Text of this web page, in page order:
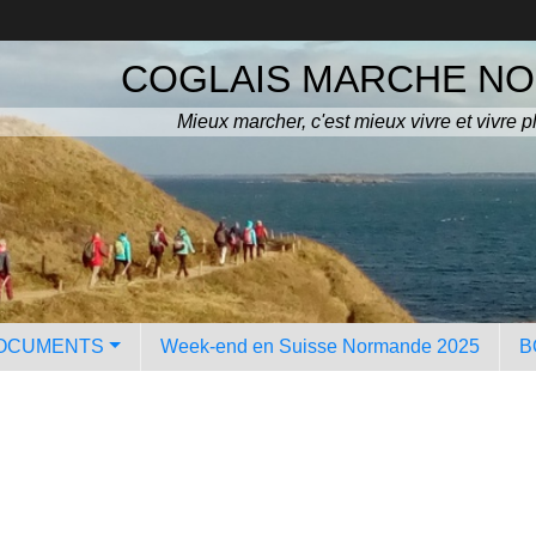
COGLAIS MARCHE
Mieux marcher, c'est mieux vivre et vivre
Week-end en Suisse Normande 2025